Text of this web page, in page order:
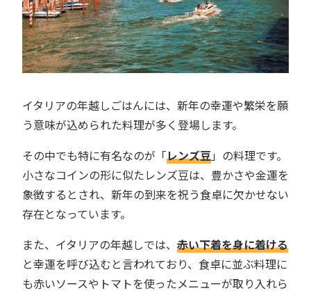
イタリアの年越しごはんには、新年の幸運や繁栄を願
う意味が込められた料理が多く登場します。
その中でも特に有名なのが「レンズ豆」の料理です。
小さなコインの形に似たレンズ豆は、豊かさや金運を
象徴するとされ、新年の到来を祝う食卓に欠かせない
存在となっています。
また、イタリアの年越しでは、 赤い下着を身に着ける
と幸運を呼び込むと言われており、食卓に並ぶ料理に
も赤いソースやトマトを使ったメニューが取り入れら